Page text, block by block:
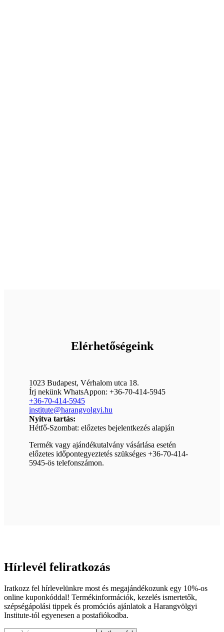
Elérhetőségeink
1023 Budapest, Vérhalom utca 18.
Írj nekünk WhatsAppon: +36-70-414-5945
+36-70-414-5945
institute@harangvolgyi.hu
Nyitva tartás:
Hétfő-Szombat: előzetes bejelentkezés alapján
Termék vagy ajándékutalvány vásárlása esetén
előzetes időpontegyeztetés szükséges +36-70-414-
5945-ös telefonszámon.
Hírlevél feliratkozás
Iratkozz fel hírlevelünkre most és megajándékozunk egy 10%-os
online kuponkóddal! Termékinformációk, kezelés ismertetők,
szépségápolási tippek és promóciós ajánlatok a Harangvölgyi
Institute-tól egyenesen a postafiókodba.